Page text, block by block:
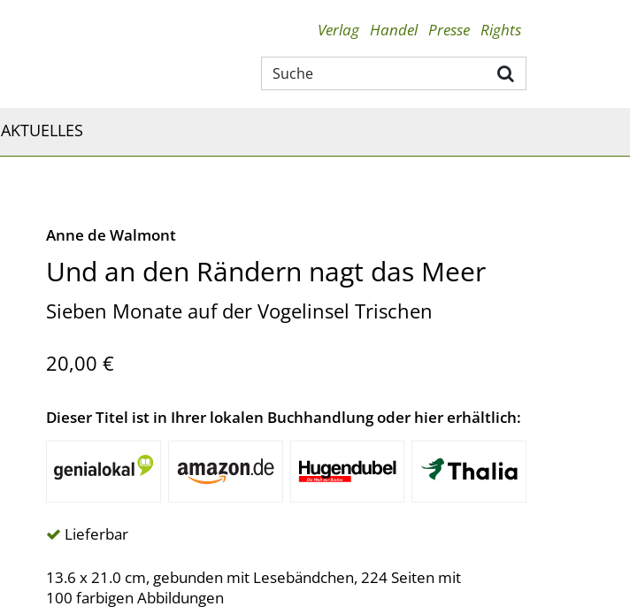
Verlag Handel Presse Rights
AKTUELLES
Anne de Walmont
Und an den Rändern nagt das Meer
Sieben Monate auf der Vogelinsel Trischen
20,00 €
Dieser Titel ist in Ihrer lokalen Buchhandlung oder hier erhältlich:
Lieferbar
13.6 x 21.0 cm, gebunden mit Lesebändchen, 224 Seiten mit
100 farbigen Abbildungen